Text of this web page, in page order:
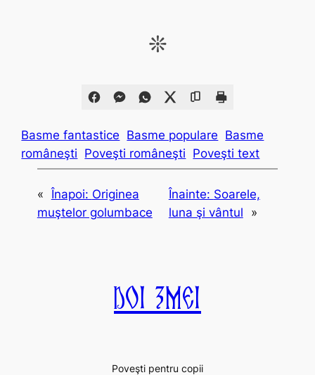
❊
Basme fantastice Basme populare Basme
româneşti Poveşti româneşti Poveşti text
« Înapoi: Originea
muştelor golumbace
Înainte: Soarele,
luna şi vântul
»
Doi Zmei
Poveşti pentru copii